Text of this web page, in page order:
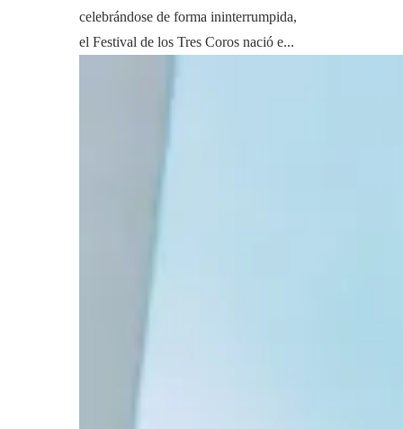
celebrándose de forma ininterrumpida,
el Festival de los Tres Coros nació e...